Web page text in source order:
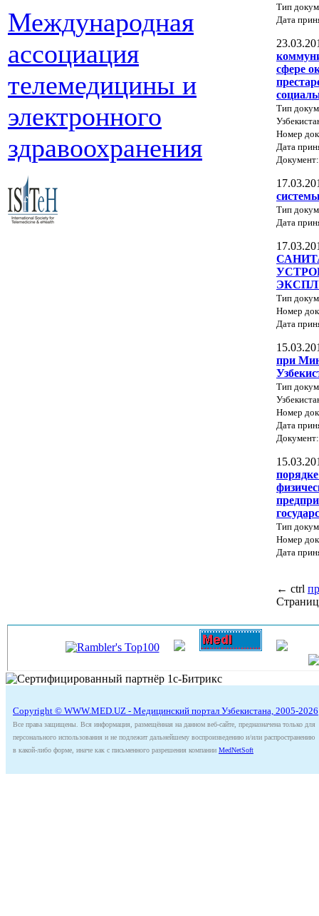
Международная
ассоциация
телемедицины и
электронного
здравоохранения
Тип
Дата
сфере
Тип
Номер
Дата
Тип
Дата
Тип
Номер
Дата
при
Тип
Номер
Дата
Тип
Номер
Дата
← ctrl
Copyright © WWW.MED.UZ - Медицинский портал Узбекистана, 2005-2026
Все права защищены. Вся информация, размещённая на данном веб-сайте, предназначена только для
персонального использования и не подлежит дальнейшему воспроизведению и/или распространению
в какой-либо форме, иначе как с письменного разрешения компании MedNetSoft